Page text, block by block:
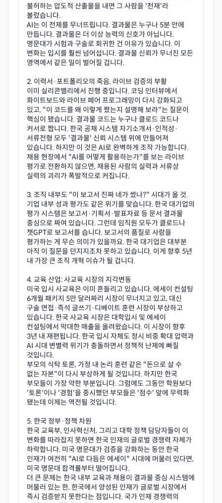
불허하는 압도적 산출물을 내면 그 사람을 '천재'라
볼렀습니다.
AI는 이 전제를 무너뜨립니다. 결과물은 누구나 5분 안에
만듭니다. 결과물은 더 이상 능력의 신호가 아닙니다.
명문대가 시험과 구술로 회귀한 건 이유가 있습니다. 이
변화는 입시를 훨씬 넘어섭니다. 결과물 신뢰가 무너진 모든
영역에서 같은 일이 벌어질 겁니다.
2. 이력서·포트폴리오의 죽음, 라이브 검증의 부활
이미 실리콘밸리에서 진행 중입니다. 코딩 인터뷰에서
화이트보드와 라이브 페어 프로그래밍이 다시 강화되고
있고, "이 코드를 왜 이렇게 짰는지 설명해 보라"는 질문이
핵심이 됐습니다. 결과물 코드는 누구나 클로드 코드나
커서로 짭니다. 한국 공채 시스템 자기소개서·인적성·
서류전형 모두 '결과물' 신뢰 시스템 위에 만들어져
있습니다. 하지만 이 것은 AI로 완벽하게 조작 가능합니다.
채용 현장에서 "AI를 어떻게 활용하는가"를 보는 라이브
평가로 전환하지 않으면, 채용된 사람의 실력과 서류상
실력의 괴리가 폭발적으로 커집니다.
3. 조직 내부도 "이 보고서 진짜 네가 썼나?" 시대가 올 것.
기업 내부 성과 평가도 같은 위기를 맞습니다. 한국 대기업의
평가 시스템은 보고서·기획서·발표자료 등 문서 결과물
중심으로 짜여 있습니다. 그런데 임직원 모두가 클로드나
챗GPT로 보고서를 습니다. 보고서의 품질로 사람을
평가하는 게 무슨 의미가 있을까요. 한국 대기업은 대부분
아직 이 질문을 던지지조차 못하고 있습니다. 이게 향후 5년
내 가장 큰 조직 개혁 이슈가 될 겁니다.
4. 교육 산업: 사교육 시장의 지각변동
미국 입시 사교육은 이미 흔들리고 있습니다. 에세이 컨설팅
6개월 패키지 5만 달러짜리 시장이 무너지고 있고, 대신
구술 면접·즉석 글쓰기·디베이트 훈련 시장이 부상하고
있습니다. 한국 사교육 시장은 대학입시 및 에세이
컨설팅에서 막대한 매출을 올려왔습니다. 이 시장이 향후
3년 내 재편됩니다. 한국 입시 자체도 정시 비중 확대 압력과
AI 시대 변별력 위기가 충돌하면서 정책적 난제에 빠질
것입니다.
부모의 식탁 토론, 가정 내 논리 훈련 같은 "돈으로 살 수
없는 자본"이 다시 부상하게 될 것입니다. 하지만 한국
부모들이 가장 약한 부분입니다. 그럼에도 그동안 학원보다
'토론'이나 '경험'을 중시했던 부모들은 '점수' 앞에 무력화
됐는데 이제는 역전될 것입니다.
5. 햔국 정부·정책 차원
한국 교육부, 인사혁신처, 그리고 대학 정책 담당자들이 이
변화를 따라잡지 못하면 한국 인재의 글로벌 경쟁력 자체가
하락합니다. 미국 명문대가 검증을 강화하는 동안 한국
인재가 여전히 "AI로 다듬은 에세이" 시대에 머물러 있다면,
미국 명문대 합격률부터 떨어집니다.
더 큰 문제는 한국 내부 교육과 채용이 결과물 중심 시스템에
머물러 있는 한, 한국에서 양성된 인재가 글로벌 시장에서
즉시 검증받지 못한다는 점입니다. 국가 인재 경쟁력의